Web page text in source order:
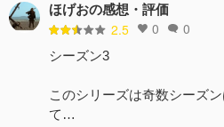
ほげおの感想・評価
2.5 0 0
シーズン3
このシリーズは奇数シーズ
て…